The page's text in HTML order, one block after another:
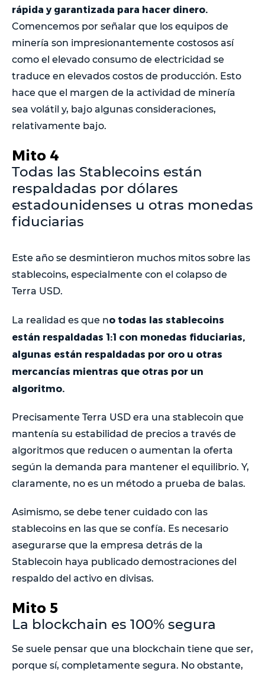
rápida y garantizada para hacer dinero.
Comencemos por señalar que los equipos de
minería son impresionantemente costosos así
como el elevado consumo de electricidad se
traduce en elevados costos de producción. Esto
hace que el margen de la actividad de minería
sea volátil y, bajo algunas consideraciones,
relativamente bajo.
Mito 4
Todas las Stablecoins están
respaldadas por dólares
estadounidenses u otras monedas
fiduciarias
Este año se desmintieron muchos mitos sobre las
stablecoins, especialmente con el colapso de
Terra USD.
La realidad es que no todas las stablecoins
están respaldadas 1:1 con monedas fiduciarias,
algunas están respaldadas por oro u otras
mercancías mientras que otras por un
algoritmo.
Precisamente Terra USD era una stablecoin que
mantenía su estabilidad de precios a través de
algoritmos que reducen o aumentan la oferta
según la demanda para mantener el equilibrio. Y,
claramente, no es un método a prueba de balas.
Asimismo, se debe tener cuidado con las
stablecoins en las que se confía. Es necesario
asegurarse que la empresa detrás de la
Stablecoin haya publicado demostraciones del
respaldo del activo en divisas.
Mito 5
La blockchain es 100% segura
Se suele pensar que una blockchain tiene que ser,
porque sí, completamente segura. No obstante,